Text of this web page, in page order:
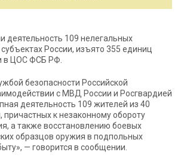
деятельность 109 нелегальных
России, изъято 355 единиц
в ЦОС ФСБ РФ.
безопасности Российской
с МВД России и Росгвардией
деятельность 109 жителей из 40
причастных к незаконному обороту
а также восстановлению боевых
образцов оружия в подпольных
— говорится в сообщении.